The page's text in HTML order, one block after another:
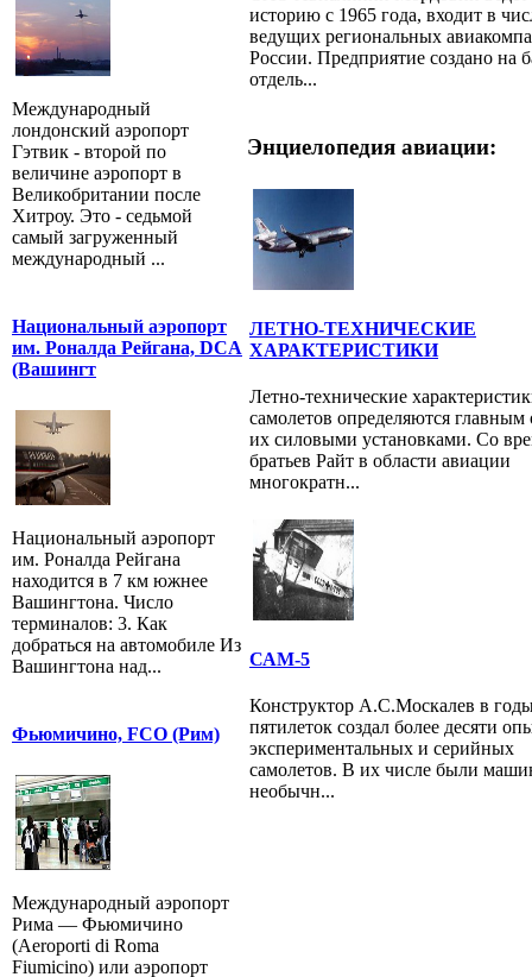
Международный
лондонский аэропорт
Гэтвик - второй по
величине аэропорт в
Великобритании после
Хитроу. Это - седьмой
самый загруженный
международный ...
Национальный аэропорт
им. Роналда Рейгана, DCA
(Вашингт
Национальный аэропорт
им. Роналда Рейгана
находится в 7 км южнее
Вашингтона. Число
терминалов: 3. Как
добраться на автомобиле Из
Вашингтона над...
Фьюмичино, FCO (Рим)
Международный аэропорт
Рима — Фьюмичино
(Aeroporti di Roma
Fiumicino) или аэропорт
историю с 1965 года, входит в
ведущих региональных
России. Предприятие создано на
отдель...
Энциелопедия авиации:
ЛЕТНО-ТЕХНИЧЕСКИЕ
ХАРАКТЕРИСТИКИ
Летно-технические
самолетов определяются главным
их силовыми установками. Со
братьев Райт в области авиации
многократн...
САМ-5
Конструктор А.С.Москалев в
пятилеток создал более десяти
экспериментальных и серийных
самолетов. В их числе были
необычн...